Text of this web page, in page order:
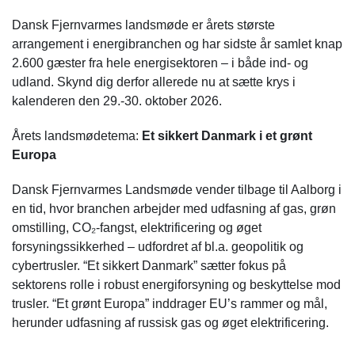
Dansk Fjernvarmes landsmøde er årets største
arrangement i energibranchen og har sidste år samlet knap
2.600 gæster fra hele energisektoren – i både ind- og
udland. Skynd dig derfor allerede nu at sætte krys i
kalenderen den 29.-30. oktober 2026.
Årets landsmødetema: Et sikkert Danmark i et grønt
Europa
Dansk Fjernvarmes Landsmøde vender tilbage til Aalborg i
en tid, hvor branchen arbejder med udfasning af gas, grøn
omstilling, CO₂-fangst, elektrificering og øget
forsyningssikkerhed – udfordret af bl.a. geopolitik og
cybertrusler. “Et sikkert Danmark” sætter fokus på
sektorens rolle i robust energiforsyning og beskyttelse mod
trusler. “Et grønt Europa” inddrager EU’s rammer og mål,
herunder udfasning af russisk gas og øget elektrificering.